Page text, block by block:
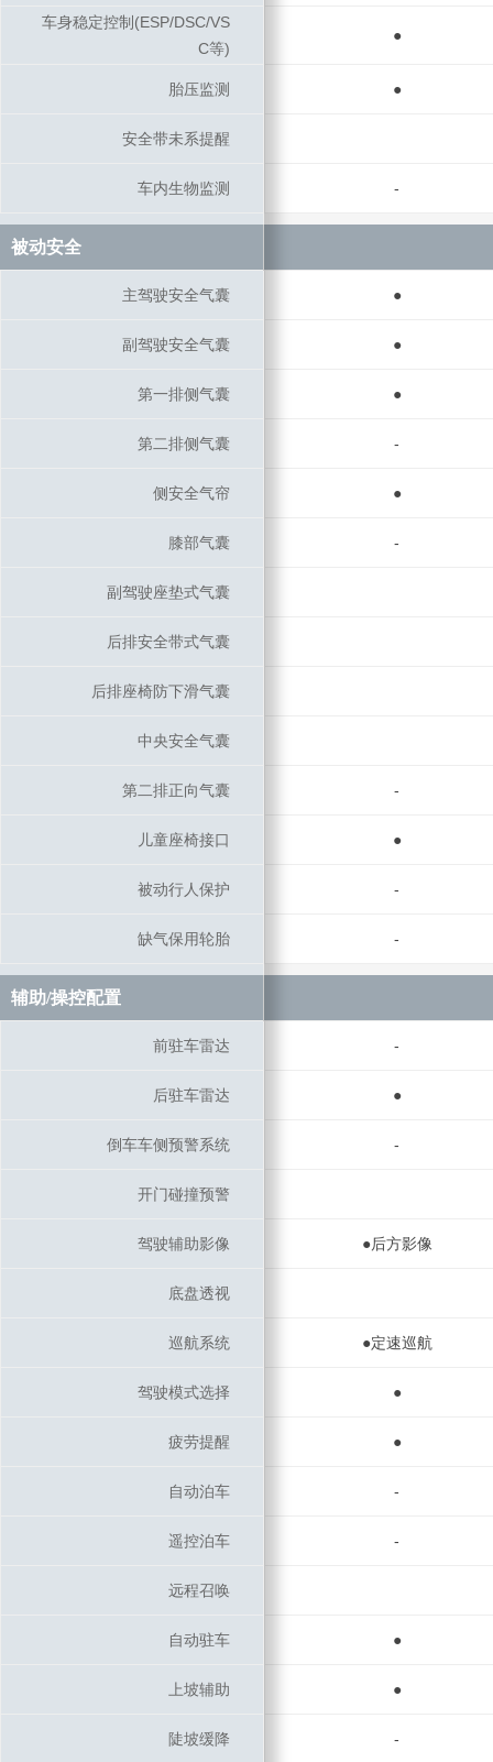
车身稳定控制(ESP/DSC/VS
C等)
●
胎压监测 ●
安全带未系提醒
车内生物监测 -
被动安全
主驾驶安全气囊 ●
副驾驶安全气囊 ●
第一排侧气囊 ●
第二排侧气囊 -
侧安全气帘 ●
膝部气囊 -
副驾驶座垫式气囊
后排安全带式气囊
后排座椅防下滑气囊
中央安全气囊
第二排正向气囊 -
儿童座椅接口 ●
被动行人保护 -
缺气保用轮胎 -
辅助/操控配置
前驻车雷达 -
后驻车雷达 ●
倒车车侧预警系统 -
开门碰撞预警
驾驶辅助影像 ●后方影像
底盘透视
巡航系统 ●定速巡航
驾驶模式选择 ●
疲劳提醒 ●
自动泊车 -
遥控泊车 -
远程召唤
自动驻车 ●
上坡辅助 ●
陡坡缓降 -
车身稳定控制(ESP/DSC/VS
C等)
胎压监测
安全带未系提醒
车内生物监测
被动安全
主驾驶安全气囊
副驾驶安全气囊
第一排侧气囊
第二排侧气囊
侧安全气帘
膝部气囊
副驾驶座垫式气囊
后排安全带式气囊
后排座椅防下滑气囊
中央安全气囊
第二排正向气囊
儿童座椅接口
被动行人保护
缺气保用轮胎
辅助/操控配置
前驻车雷达
后驻车雷达
倒车车侧预警系统
开门碰撞预警
驾驶辅助影像
底盘透视
巡航系统
驾驶模式选择
疲劳提醒
自动泊车
遥控泊车
远程召唤
自动驻车
上坡辅助
陡坡缓降